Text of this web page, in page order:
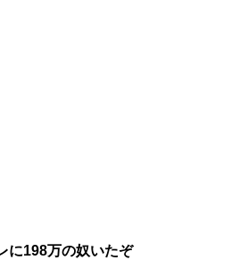
に198万の奴いたぞ